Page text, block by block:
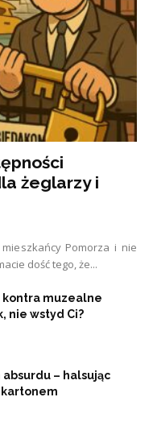
żeglarzy i
Pomorza i nie
dość tego, że...
kontra muzealne
nie wstyd Ci?
absurdu – halsując